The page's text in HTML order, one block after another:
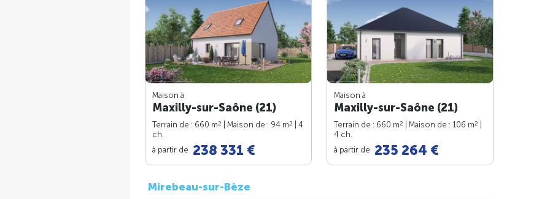
Maison à
Maxilly-sur-Saône (21)
Terrain de : 660 m2 | Maison de : 94 m2
| 4
ch.
à partir de 238 331 €
Maison à
Maxilly-sur-Saône (21)
Terrain de : 660 m2 | Maison de : 106 m2
4 ch.
à partir de 235 264 €
Mirebeau-sur-Bèze